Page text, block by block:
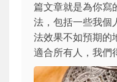
篇文章就是為你寫
法，包括一些我個
法效果不如預期的
適合所有人，我們